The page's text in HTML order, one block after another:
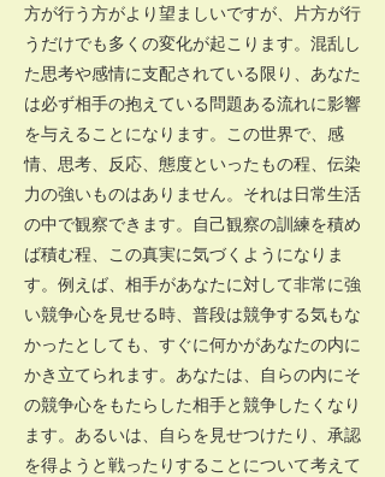
方が行う方がより望ましいですが、片方が行
うだけでも多くの変化が起こります。混乱し
た思考や感情に支配されている限り、あなた
は必ず相手の抱えている問題ある流れに影響
を与えることになります。この世界で、感
情、思考、反応、態度といったもの程、伝染
力の強いものはありません。それは日常生活
の中で観察できます。自己観察の訓練を積め
ば積む程、この真実に気づくようになりま
す。例えば、相手があなたに対して非常に強
い競争心を見せる時、普段は競争する気もな
かったとしても、すぐに何かがあなたの内に
かき立てられます。あなたは、自らの内にそ
の競争心をもたらした相手と競争したくなり
ます。あるいは、自らを見せつけたり、承認
を得ようと戦ったりすることについて考えて